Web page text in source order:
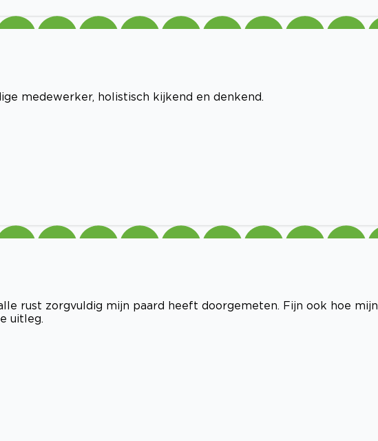
medewerker, holistisch kijkend en denkend.
rust zorgvuldig mijn paard heeft doorgemeten. Fijn ook hoe mijn
uitleg.